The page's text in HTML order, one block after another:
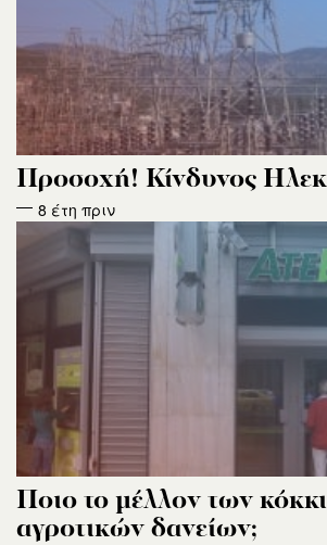
Προσοχή! Κίνδυνος
8 έτη πριν
Ποιο το μέλλον των
αγροτικών δανείων;